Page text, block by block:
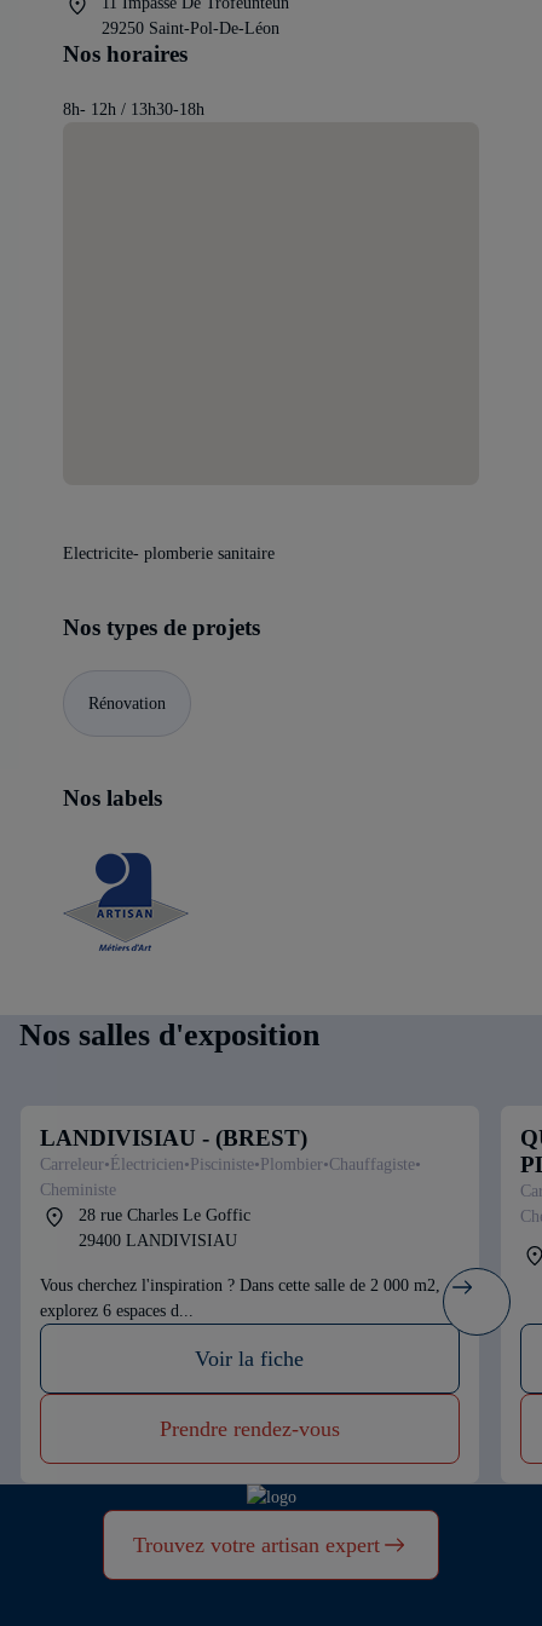
29250 Saint-Pol-De-Léon
Nos horaires
8h- 12h / 13h30-18h
Electricite- plomberie sanitaire
Nos types de projets
Rénovation
Nos labels
Nos salles d'exposition
LANDIVISIAU - (BREST)
Carreleur Électricien Pisciniste Plombier Chauffagiste
Cheministe
28 rue Charles Le Goffic
29400 LANDIVISIAU
Vous cherchez l'inspiration ? Dans cette salle de 2 000 m2,
explorez 6 espaces d...
Voir la fiche
Prendre rendez-vous
Trouvez votre artisan expert